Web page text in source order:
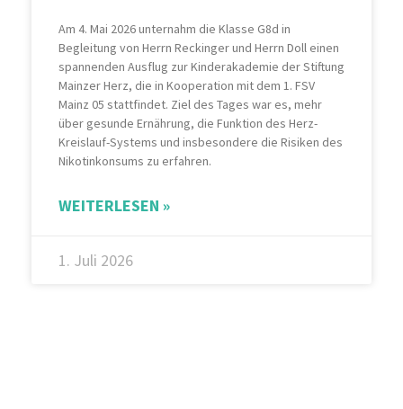
Am 4. Mai 2026 unternahm die Klasse G8d in
Begleitung von Herrn Reckinger und Herrn Doll einen
spannenden Ausflug zur Kinderakademie der Stiftung
Mainzer Herz, die in Kooperation mit dem 1. FSV
Mainz 05 stattfindet. Ziel des Tages war es, mehr
über gesunde Ernährung, die Funktion des Herz-
Kreislauf-Systems und insbesondere die Risiken des
Nikotinkonsums zu erfahren.
WEITERLESEN »
1. Juli 2026